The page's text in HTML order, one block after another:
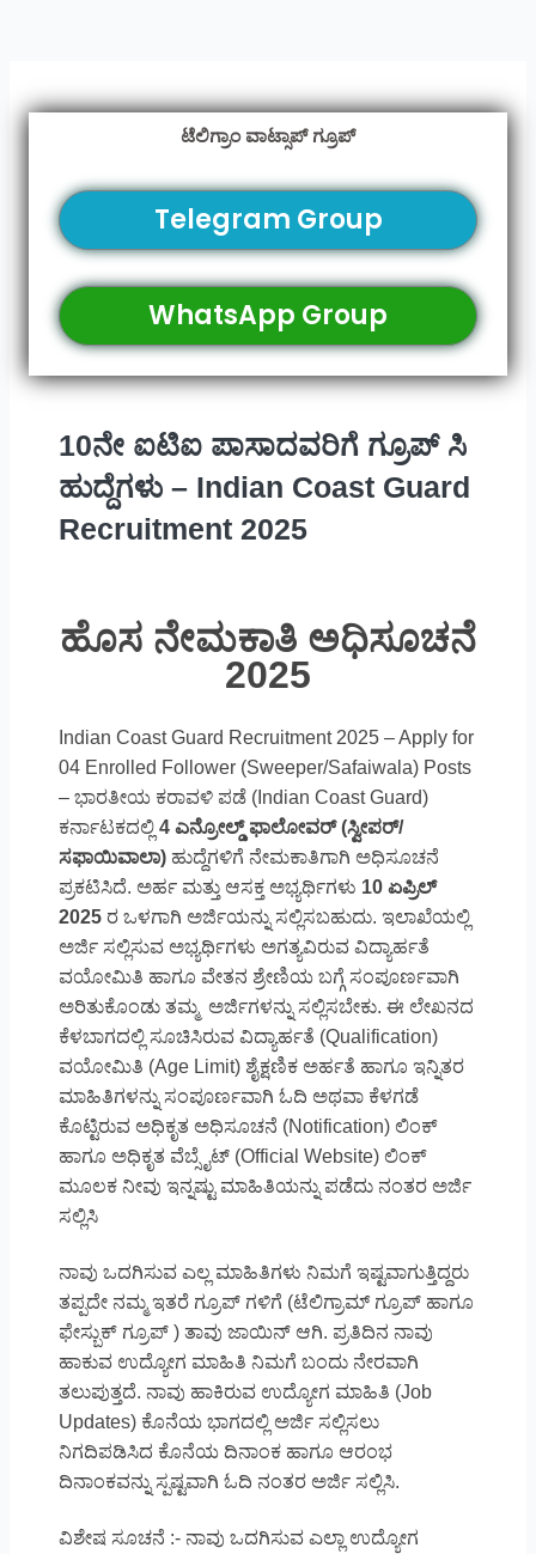
ಟೆಲಿಗ್ರಾಂ ವಾಟ್ಸಾಪ್ ಗ್ರೂಪ್
Telegram Group
WhatsApp Group
10ನೇ ಐಟಿಐ ಪಾಸಾದವರಿಗೆ ಗ್ರೂಪ್ ಸಿ
ಹುದ್ದೆಗಳು – Indian Coast Guard
Recruitment 2025
ಹೊಸ ನೇಮಕಾತಿ ಅಧಿಸೂಚನೆ
2025
Indian Coast Guard Recruitment 2025 – Apply for
04 Enrolled Follower (Sweeper/Safaiwala) Posts
– ಭಾರತೀಯ ಕರಾವಳಿ ಪಡೆ (Indian Coast Guard)
ಕರ್ನಾಟಕದಲ್ಲಿ 4 ಎನ್ರೋಲ್ಡ್ ಫಾಲೋವರ್ (ಸ್ವೀಪರ್/
ಸಫಾಯಿವಾಲಾ)ಹುದ್ದೆಗಳಿಗೆ ನೇಮಕಾತಿಗಾಗಿ ಅಧಿಸೂಚನೆ
ಪ್ರಕಟಿಸಿದೆ. ಅರ್ಹ ಮತ್ತು ಆಸಕ್ತ ಅಭ್ಯರ್ಥಿಗಳು 10 ಏಪ್ರಿಲ್
2025ರ ಒಳಗಾಗಿ ಅರ್ಜಿಯನ್ನು ಸಲ್ಲಿಸಬಹುದು. ಇಲಾಖೆಯಲ್ಲಿ
ಅರ್ಜಿ ಸಲ್ಲಿಸುವ ಅಭ್ಯರ್ಥಿಗಳು ಅಗತ್ಯವಿರುವ ವಿದ್ಯಾರ್ಹತೆ
ವಯೋಮಿತಿ ಹಾಗೂ ವೇತನ ಶ್ರೇಣಿಯ ಬಗ್ಗೆ ಸಂಪೂರ್ಣವಾಗಿ
ಅರಿತುಕೊಂಡು ತಮ್ಮ ಅರ್ಜಿಗಳನ್ನು ಸಲ್ಲಿಸಬೇಕು. ಈ ಲೇಖನದ
ಕೆಳಬಾಗದಲ್ಲಿ ಸೂಚಿಸಿರುವ ವಿದ್ಯಾರ್ಹತೆ (Qualification)
ವಯೋಮಿತಿ (Age Limit) ಶೈಕ್ಷಣಿಕ ಅರ್ಹತೆ ಹಾಗೂ ಇನ್ನಿತರ
ಮಾಹಿತಿಗಳನ್ನು ಸಂಪೂರ್ಣವಾಗಿ ಓದಿ ಅಥವಾ ಕೆಳಗಡೆ
ಕೊಟ್ಟಿರುವ ಅಧಿಕೃತ ಅಧಿಸೂಚನೆ (Notification) ಲಿಂಕ್
ಹಾಗೂ ಅಧಿಕೃತ ವೆಬ್ಸೈಟ್ (Official Website) ಲಿಂಕ್
ಮೂಲಕ ನೀವು ಇನ್ನಷ್ಟು ಮಾಹಿತಿಯನ್ನು ಪಡೆದು ನಂತರ ಅರ್ಜಿ
ಸಲ್ಲಿಸಿ
ನಾವು ಒದಗಿಸುವ ಎಲ್ಲ ಮಾಹಿತಿಗಳು ನಿಮಗೆ ಇಷ್ಟವಾಗುತ್ತಿದ್ದರು
ತಪ್ಪದೇ ನಮ್ಮ ಇತರೆ ಗ್ರೂಪ್ ಗಳಿಗೆ (ಟೆಲಿಗ್ರಾಮ್ ಗ್ರೂಪ್ ಹಾಗೂ
ಫೇಸ್ಬುಕ್ ಗ್ರೂಪ್ ) ತಾವು ಜಾಯಿನ್ ಆಗಿ. ಪ್ರತಿದಿನ ನಾವು
ಹಾಕುವ ಉದ್ಯೋಗ ಮಾಹಿತಿ ನಿಮಗೆ ಬಂದು ನೇರವಾಗಿ
ತಲುಪುತ್ತದೆ. ನಾವು ಹಾಕಿರುವ ಉದ್ಯೋಗ ಮಾಹಿತಿ (Job
Updates) ಕೊನೆಯ ಭಾಗದಲ್ಲಿ ಅರ್ಜಿ ಸಲ್ಲಿಸಲು
ನಿಗದಿಪಡಿಸಿದ ಕೊನೆಯ ದಿನಾಂಕ ಹಾಗೂ ಆರಂಭ
ದಿನಾಂಕವನ್ನು ಸ್ಪಷ್ಟವಾಗಿ ಓದಿ ನಂತರ ಅರ್ಜಿ ಸಲ್ಲಿಸಿ.
ವಿಶೇಷ ಸೂಚನೆ :- ನಾವು ಒದಗಿಸುವ ಎಲ್ಲಾ ಉದ್ಯೋಗ